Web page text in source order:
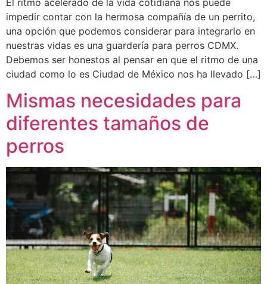
impedir contar con la hermosa compañía de un perrito,
una opción que podemos considerar para integrarlo en
nuestras vidas es una guardería para perros CDMX.
Debemos ser honestos al pensar en que el ritmo de una
ciudad como lo es Ciudad de México nos ha llevado […]
Mismas necesidades para
diferentes tamaños de
perros